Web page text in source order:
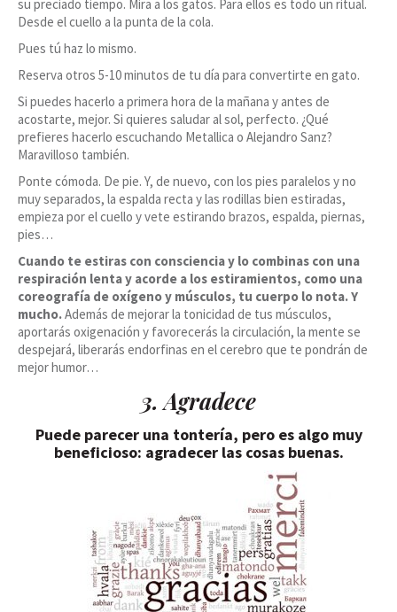
su preciado tiempo. Mira a los gatos. Para ellos es todo un ritual.
Desde el cuello a la punta de la cola.
Pues tú haz lo mismo.
Reserva otros 5-10 minutos de tu día para convertirte en gato.
Si puedes hacerlo a primera hora de la mañana y antes de
acostarte, mejor. Si quieres saludar al sol, perfecto. ¿Qué
prefieres hacerlo escuchando Metallica o Alejandro Sanz?
Maravilloso también.
Ponte cómoda. De pie. Y, de nuevo, con los pies paralelos y no
muy separados, la espalda recta y las rodillas bien estiradas,
empieza por el cuello y vete estirando brazos, espalda, piernas,
pies…
Cuando te estiras con consciencia y lo combinas con una
respiración lenta y acorde a los estiramientos, como una
coreografía de oxígeno y músculos, tu cuerpo lo nota. Y
mucho.Además de mejorar la tonicidad de tus músculos,
aportarás oxigenación y favorecerás la circulación, la mente se
despejará, liberarás endorfinas en el cerebro que te pondrán de
mejor humor…
3. Agradece
Puede parecer una tontería, pero es algo muy
beneficioso: agradecer las cosas buenas.